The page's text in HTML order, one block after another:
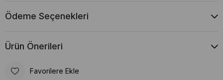
Ödeme Seçenekleri
Ürün Önerileri
Favorilere Ekle